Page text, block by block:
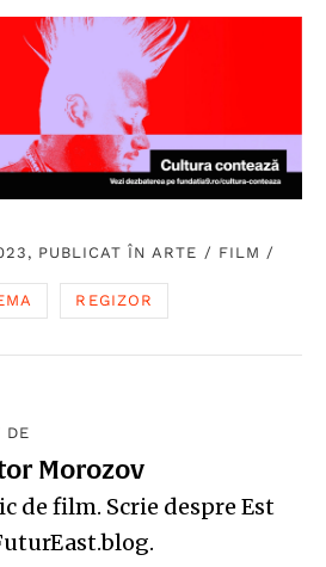
PUBLICAT ÎNARTE / FILM /
REGIZOR
DE
Morozov
de film. Scrie despre Est
.